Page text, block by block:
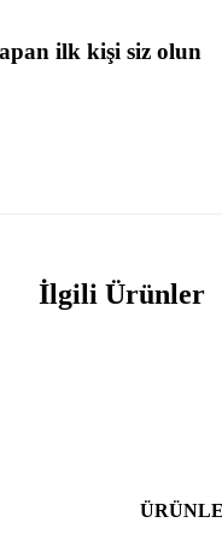
ilk kişi siz olun
İlgili Ürünler